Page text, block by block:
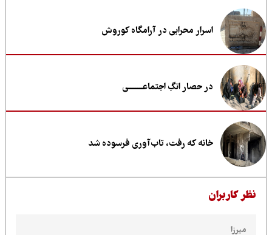
اسرار محرابی در آرامگاه کوروش
در حصار انگِ اجتماعــــــــی
خانه که رفت، تاب‌آوری فرسوده شد
کاربران